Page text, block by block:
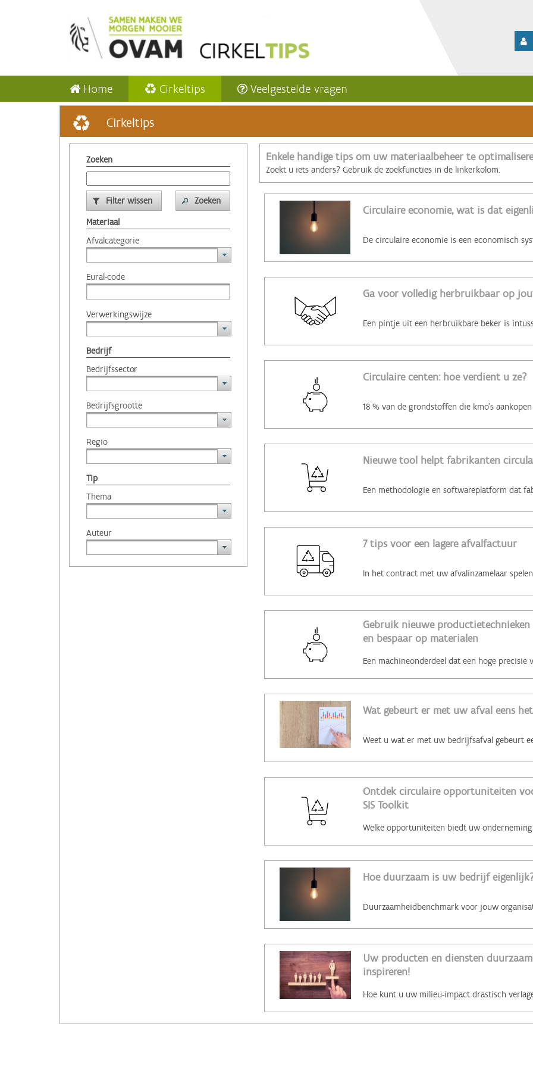
Home Cirkeltips Veelgestelde vragen
Cirkeltips
Zoeken
Filter wissen
Zoeken
Materiaal
Afvalcategorie
Eural-code
Verwerkingswijze
Bedrijf
Bedrijfssector
Bedrijfsgrootte
Regio
Tip
Thema
Auteur
Enkele handige tips om uw materiaalbeheer te
Zoekt u iets anders? Gebruik de zoekfuncties in de linkerkolom.
Circulaire economie, wat is dat
Ga voor volledig herbruikbaar op
Circulaire centen: hoe verdient u ze?
Nieuwe tool helpt fabrikanten
7 tips voor een lagere afvalfactuur
Gebruik nieuwe
en bespaar op materialen
Wat gebeurt er met uw afval eens
Ontdek circulaire opportuniteiten
SIS Toolkit
Hoe duurzaam is uw bedrijf
Uw producten en diensten
inspireren!